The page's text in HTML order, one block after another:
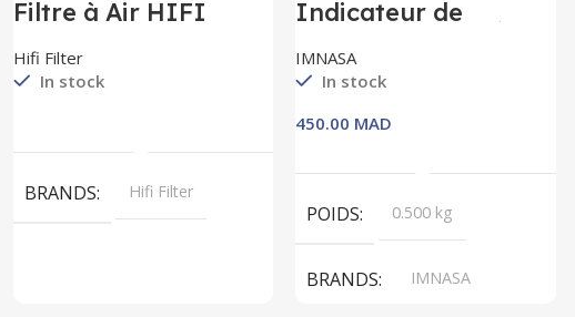
Filtre à Air HIFI
Hifi Filter
In stock
BRANDS Hifi Filter
Indicateur de
Carburant Diamètre
52
IMNASA
In stock
MAD
POIDS 0.500 kg
BRANDS IMNASA